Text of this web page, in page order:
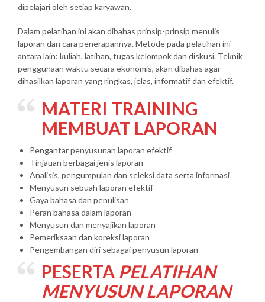
dipelajari oleh setiap karyawan.
Dalam pelatihan ini akan dibahas prinsip-prinsip menulis
laporan dan cara penerapannya. Metode pada pelatihan ini
antara lain: kuliah, latihan, tugas kelompok dan diskusi. Teknik
penggunaan waktu secara ekonomis, akan dibahas agar
dihasilkan laporan yang ringkas, jelas, informatif dan efektif.
MATERI TRAINING
MEMBUAT LAPORAN
Pengantar penyusunan laporan efektif
Tinjauan berbagai jenis laporan
Analisis, pengumpulan dan seleksi data serta informasi
Menyusun sebuah laporan efektif
Gaya bahasa dan penulisan
Peran bahasa dalam laporan
Menyusun dan menyajikan laporan
Pemeriksaan dan koreksi laporan
Pengembangan diri sebagai penyusun laporan
PESERTA PELATIHAN
MENYUSUN LAPORAN